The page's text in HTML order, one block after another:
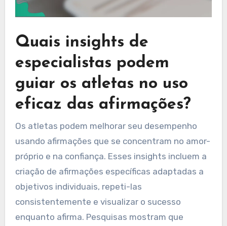
Quais insights de
especialistas podem
guiar os atletas no uso
eficaz das afirmações?
Os atletas podem melhorar seu desempenho
usando afirmações que se concentram no amor-
próprio e na confiança. Esses insights incluem a
criação de afirmações específicas adaptadas a
objetivos individuais, repeti-las
consistentemente e visualizar o sucesso
enquanto afirma. Pesquisas mostram que